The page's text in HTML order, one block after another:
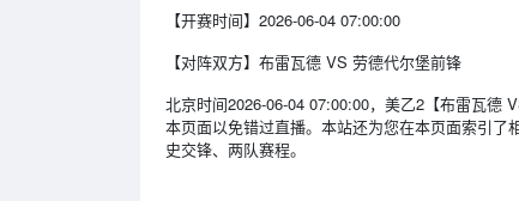
【开赛时间】 2026-06-04 07:00:00
【对阵双方】 布雷瓦德 VS 劳德代尔堡前锋
北京时间2026-06-04 07:00:00，美乙2【布雷瓦德
本页面以免错过直播。本站还为您在本页面索引
史交锋、两队赛程。